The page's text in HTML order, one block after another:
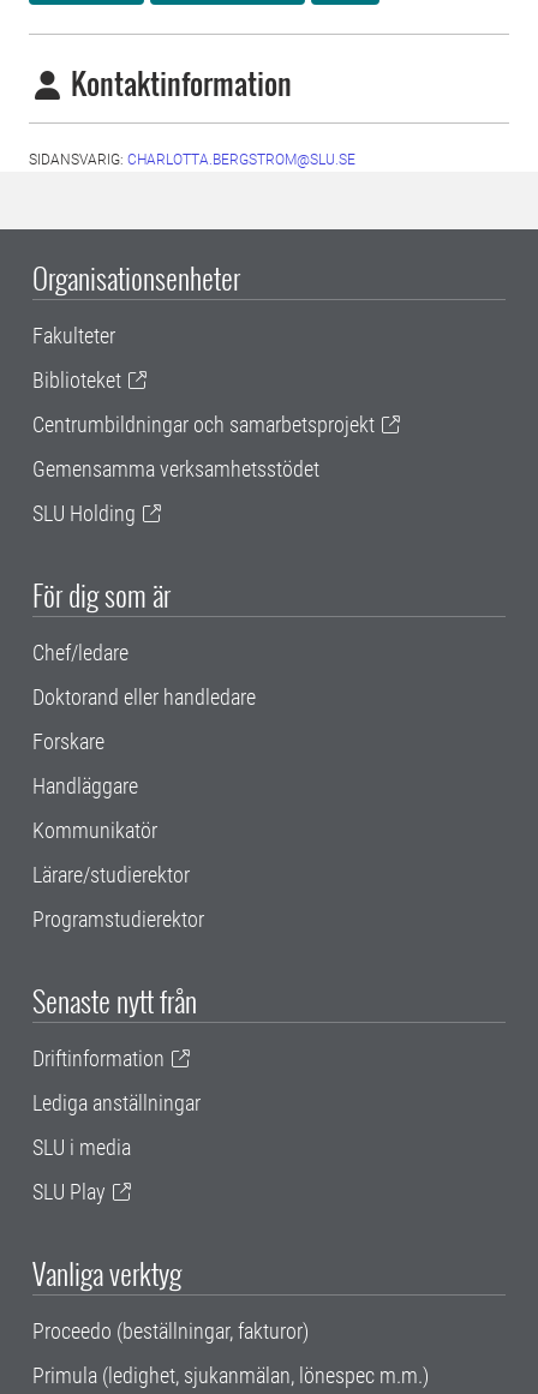
Kontaktinformation
SIDANSVARIG: CHARLOTTA.BERGSTROM@SLU.SE
Organisationsenheter
Fakulteter
Biblioteket
Centrumbildningar och samarbetsprojekt
Gemensamma verksamhetsstödet
SLU Holding
För dig som är
Chef/ledare
Doktorand eller handledare
Forskare
Handläggare
Kommunikatör
Lärare/studierektor
Programstudierektor
Senaste nytt från
Driftinformation
Lediga anställningar
SLU i media
SLU Play
Vanliga verktyg
Proceedo (beställningar, fakturor)
Primula (ledighet, sjukanmälan, lönespec m.m.)